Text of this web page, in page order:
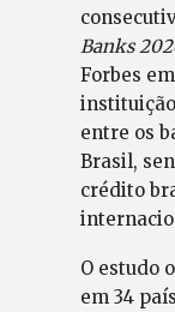
Banks
Forbes
entre os
Brasil,
crédito
O estudo
em 34